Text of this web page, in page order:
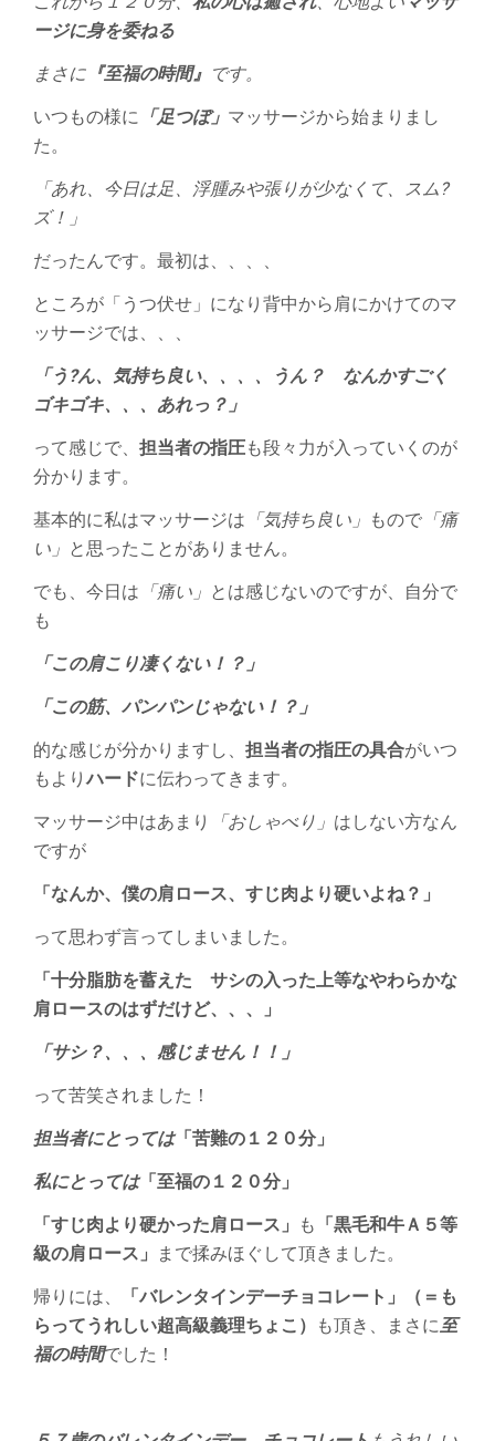
ージに身を委ねる
まさに 『至福の時間』 です。
いつもの様に 「足つぼ」 マッサージから始まりまし
た。
「あれ、今日は足、浮腫みや張りが少なくて、スム?
ズ！」
だったんです。最初は、、、、
ところが「うつ伏せ」になり背中から肩にかけてのマ
ッサージでは、、、
「う?ん、気持ち良い、、、、うん？ なんかすごく
ゴキゴキ、、、あれっ？」
って感じで、 担当者の指圧も段々力が入っていくのが
分かります。
基本的に私はマッサージは 「気持ち良い」 もので 「痛
い」 と思ったことがありません。
でも、今日は 「痛い」 とは感じないのですが、自分で
も
「この肩こり凄くない！？」
「この筋、パンパンじゃない！？」
的な感じが分かりますし、 担当者の指圧の具合がいつ
もよりハードに伝わってきます。
マッサージ中はあまり 「おしゃべり」 はしない方なん
ですが
「なんか、僕の肩ロース、すじ肉より硬いよね？」
って思わず言ってしまいました。
「十分脂肪を蓄えた サシの入った上等なやわらかな
肩ロースのはずだけど、、、」
「サシ？、、、感じません！！」
って苦笑されました！
担当者にとっては「苦難の１２０分」
私にとっては「至福の１２０分」
「すじ肉より硬かった肩ロース」 も 「黒毛和牛Ａ５等
級の肩ロース」
まで揉みほぐして頂きました。
帰りには、
「バレンタインデーチョコレート」（＝も
らってうれしい超高級義理ちょこ）
も頂き、まさに至
福の時間でした！